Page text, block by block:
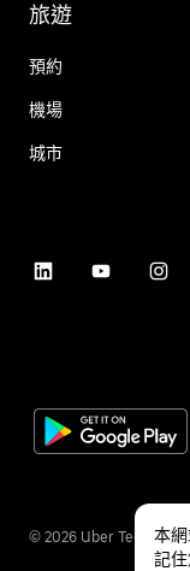
旅遊
預約
機場
城市
© 2026 Uber
本
記